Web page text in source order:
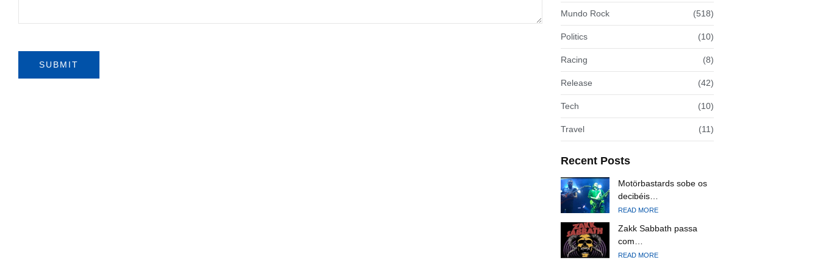
Mundo Rock (518)
Politics (10)
Racing (8)
Release (42)
Tech (10)
Travel (11)
Recent Posts
Motörbastards sobe os
decibéis…
READ MORE
Zakk Sabbath passa
com…
READ MORE